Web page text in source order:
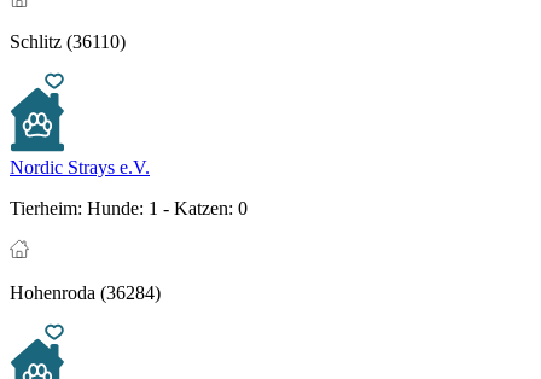
Schlitz (36110)
Nordic Strays e.V.
Tierheim: Hunde: 1 - Katzen: 0
Hohenroda (36284)